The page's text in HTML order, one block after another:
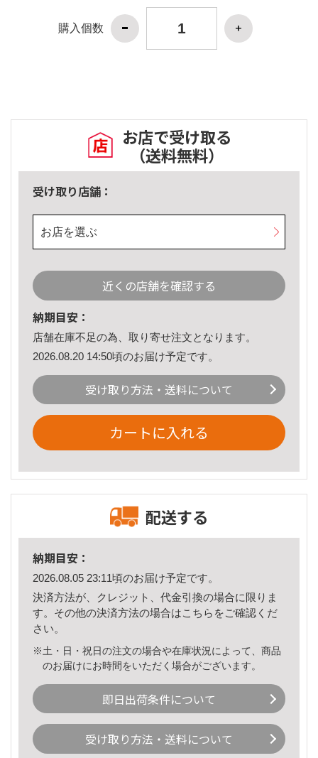
購入個数
お店で受け取る
（送料無料）
受け取り店舗：
お店を選ぶ
近くの店舗を確認する
納期目安：
店舗在庫不足の為、取り寄せ注文となります。
2026.08.20 14:50頃のお届け予定です。
受け取り方法・送料について
カートに入れる
配送する
納期目安：
2026.08.05 23:11頃のお届け予定です。
決済方法が、クレジット、代金引換の場合に限りま
す。その他の決済方法の場合はこちら をご確認くだ
さい。
※土・日・祝日の注文の場合や在庫状況によって、商品
のお届けにお時間をいただく場合がございます。
即日出荷条件について
受け取り方法・送料について